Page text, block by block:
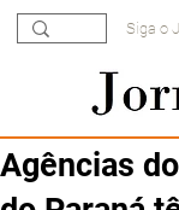
Siga o
Agências